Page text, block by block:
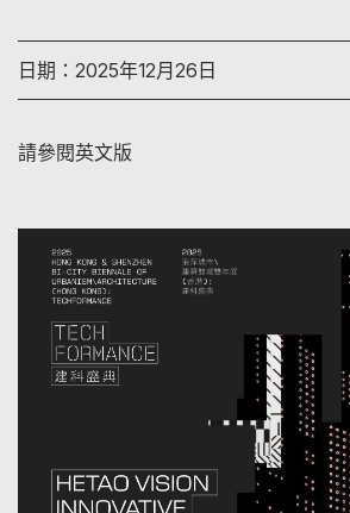
日期：2025年12月26日
請參閱英文版